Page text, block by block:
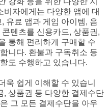
비자에게는 다양한 앱에 대
유료 앱과 게임 아이템, 음
텐츠를 신용카드, 상품권,
통해 편리하게 구매할 수
니다. 환불과 구독취소 등
도 수행하고 있습니다.
욱 쉽게 이해할 수 있습니
, 상품권 등 다양한 결제수단
그 모든 결제수단을 아우